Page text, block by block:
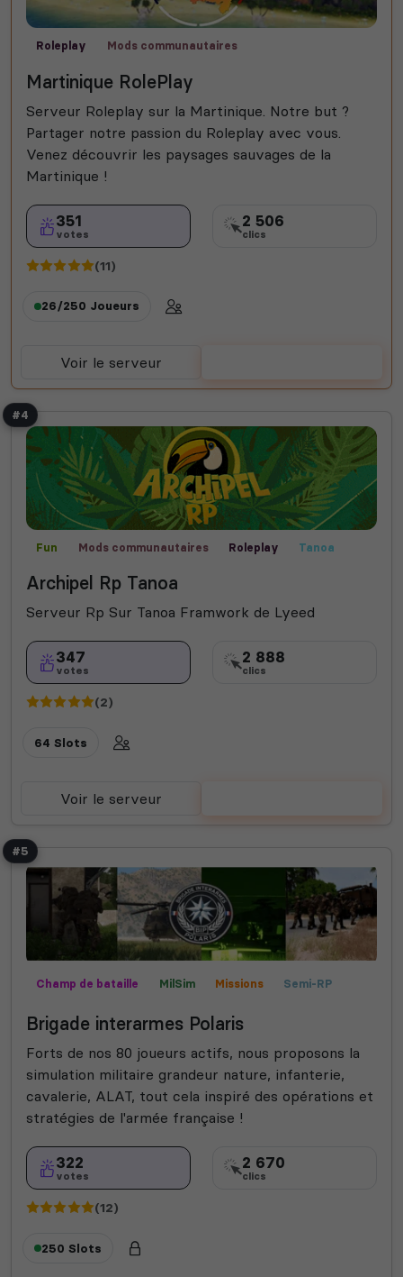
Roleplay Mods communautaires
Martinique RolePlay
Serveur Roleplay sur la Martinique. Notre but ?
Partager notre passion du Roleplay avec vous.
Venez découvrir les paysages sauvages de la
Martinique !
351
votes
2 506
clics
(11)
26/250 Joueurs
Voir le serveur
#4
Fun Mods communautaires Roleplay Tanoa
Archipel Rp Tanoa
Serveur Rp Sur Tanoa Framwork de Lyeed
347
votes
2 888
clics
(2)
64 Slots
Voir le serveur
#5
Champ de bataille MilSim Missions
Semi-RP
Brigade interarmes Polaris
Forts de nos 80 joueurs actifs, nous proposons la
simulation militaire grandeur nature, infanterie,
cavalerie, ALAT, tout cela inspiré des opérations et
stratégies de l'armée française !
322
votes
2 670
clics
(12)
250 Slots